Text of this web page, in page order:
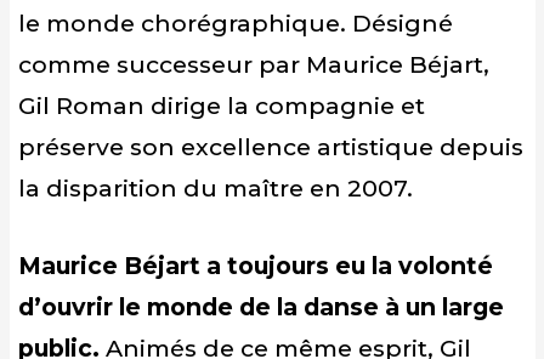
le monde chorégraphique. Désigné
comme successeur par Maurice Béjart,
Gil Roman dirige la compagnie et
préserve son excellence artistique depuis
la disparition du maître en 2007.
Maurice Béjart a toujours eu la volonté
d’ouvrir le monde de la danse à un large
public. Animés de ce même esprit, Gil